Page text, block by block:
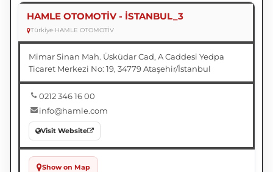
HAMLE OTOMOTİV - İSTANBUL_3
Türkiye•HAMLE OTOMOTİV
Mimar Sinan Mah. Üsküdar Cad, A Caddesi Yedpa
Ticaret Merkezi No: 19, 34779 Ataşehir/İstanbul
0212 346 16 00
info@hamle.com
Visit Website
Show on Map